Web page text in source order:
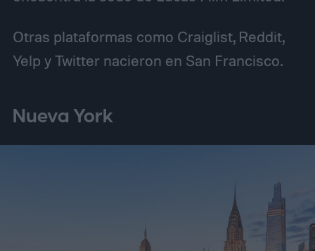
Otras plataformas como Craiglist, Reddit,
Yelp y Twitter nacieron en San Francisco.
Nueva York